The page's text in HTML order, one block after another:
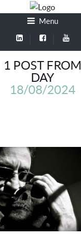
Menu
1 POST FROM
DAY
18/08/2024